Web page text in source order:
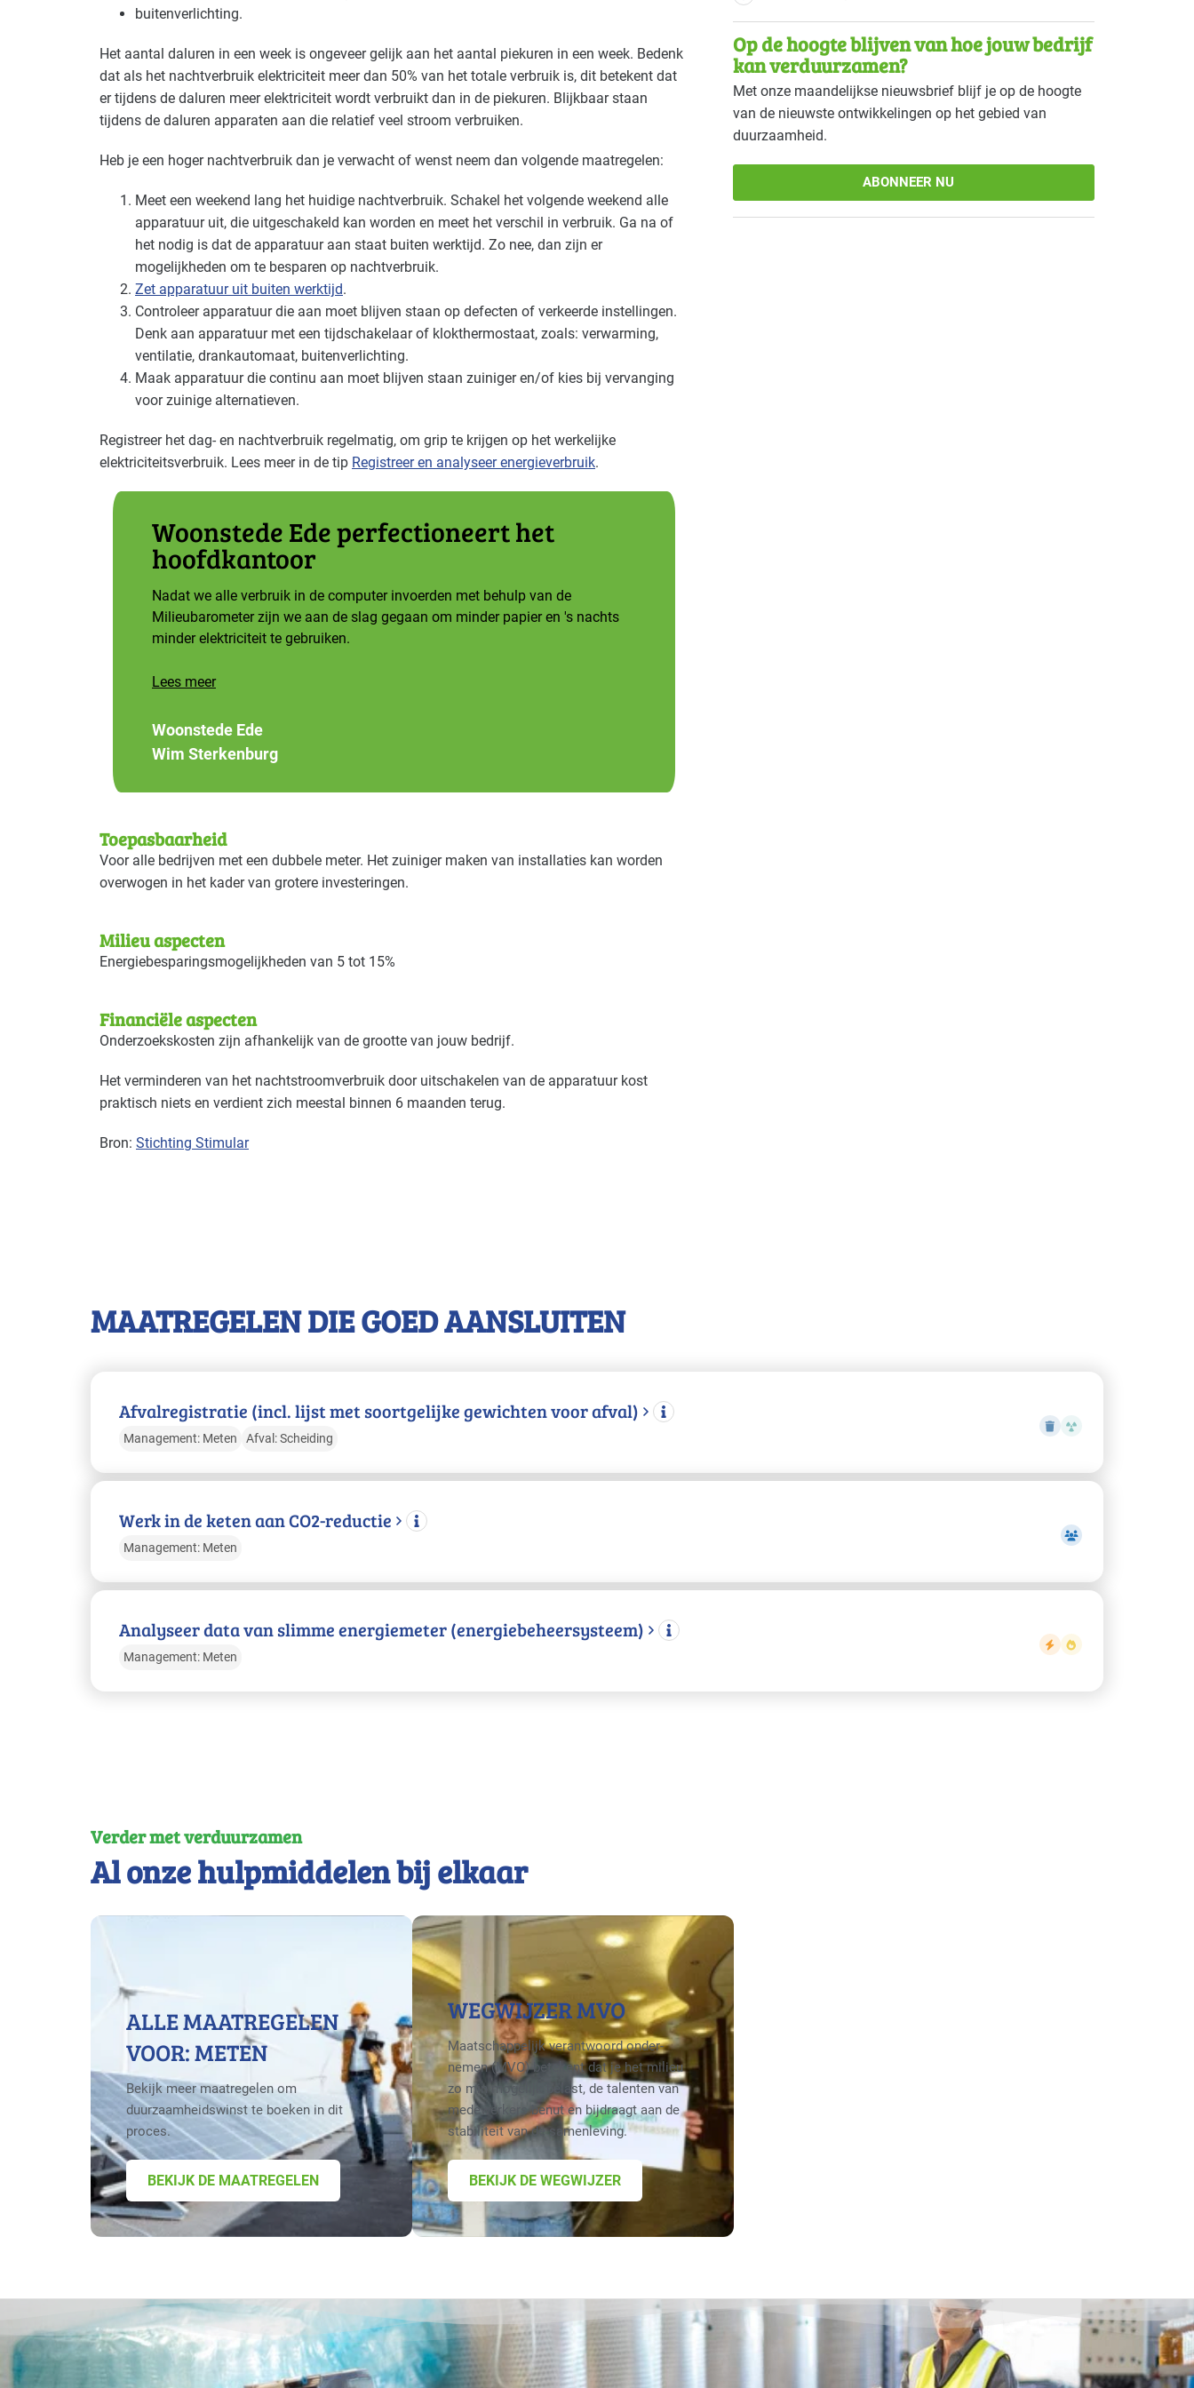
Kantoren Gevorderd
Natwasserijen Gevorderd Onderwijs Gevorderd Overige branches Gevorderd
Recreatie - congreslocaties Gevorderd Recreatie - hotels Gevorderd Recreatie - overig Gevorderd
Sport - zwembaden
Voedingsindustrie - vlees Gevorderd
Voedingsindustrie - zoetwaren Gevorderd Zorg - dierenartsen Gevorderd Zorg - eerstelijns Gevorderd
Zorg - kinderdagverblijven Gevorderd
buitenverlichting.
Het aantal daluren in een week is ongeveer gelijk aan het aantal piekuren in een week. Bedenk
dat als het nachtverbruik elektriciteit meer dan 50% van het totale verbruik is, dit betekent dat
er tijdens de daluren meer elektriciteit wordt verbruikt dan in de piekuren. Blijkbaar staan
tijdens de daluren apparaten aan die relatief veel stroom verbruiken.
Heb je een hoger nachtverbruik dan je verwacht of wenst neem dan volgende maatregelen:
Meet een weekend lang het huidige nachtverbruik. Schakel het volgende weekend alle
apparatuur uit, die uitgeschakeld kan worden en meet het verschil in verbruik. Ga na of
het nodig is dat de apparatuur aan staat buiten werktijd. Zo nee, dan zijn er
mogelijkheden om te besparen op nachtverbruik.
Zet apparatuur uit buiten werktijd.
Controleer apparatuur die aan moet blijven staan op defecten of verkeerde instellingen.
Denk aan apparatuur met een tijdschakelaar of klokthermostaat, zoals: verwarming,
ventilatie, drankautomaat, buitenverlichting.
Maak apparatuur die continu aan moet blijven staan zuiniger en/of kies bij vervanging
voor zuinige alternatieven.
Registreer het dag- en nachtverbruik regelmatig, om grip te krijgen op het werkelijke
elektriciteitsverbruik. Lees meer in de tip Registreer en analyseer energieverbruik.
Woonstede Ede perfectioneert het
hoofdkantoor
Nadat we alle verbruik in de computer invoerden met behulp van de
Milieubarometer zijn we aan de slag gegaan om minder papier en 's nachts
minder elektriciteit te gebruiken.
Lees meer
Woonstede Ede
Wim Sterkenburg
Toepasbaarheid
Voor alle bedrijven met een dubbele meter. Het zuiniger maken van installaties kan worden
overwogen in het kader van grotere investeringen.
Milieu aspecten
Energiebesparingsmogelijkheden van 5 tot 15%
Financiële aspecten
Onderzoekskosten zijn afhankelijk van de grootte van jouw bedrijf.
Het verminderen van het nachtstroomverbruik door uitschakelen van de apparatuur kost
praktisch niets en verdient zich meestal binnen 6 maanden terug.
Bron: Stichting Stimular
Op de hoogte blijven van hoe jouw bedrijf
kan verduurzamen?
Met onze maandelijkse nieuwsbrief blijf je op de hoogte
van de nieuwste ontwikkelingen op het gebied van
duurzaamheid.
ABONNEER NU
MAATREGELEN DIE GOED AANSLUITEN
Afvalregistratie (incl. lijst met soortgelijke gewichten voor afval)
Management: Meten Afval: Scheiding
Werk in de keten aan CO2-reductie
Management: Meten
Analyseer data van slimme energiemeter (energiebeheersysteem)
Management: Meten
Verder met verduurzamen
Al onze hulpmiddelen bij elkaar
ALLE MAATREGELEN
VOOR: METEN
Bekijk meer maatregelen om
duurzaamheidswinst te boeken in dit
proces.
BEKIJK DE MAATREGELEN
WEGWIJZER MVO
Maatschappelijk verantwoord onder­
nemen (MVO) betekent dat je het milieu
zo min mogelijk belast, de talenten van
medewerkers benut en bijdraagt aan de
stabiliteit van de samenleving.
BEKIJK DE WEGWIJZER